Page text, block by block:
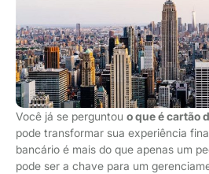
Você já se perguntou o que é cartão
pode transformar sua experiência
bancário é mais do que apenas um
pode ser a chave para um